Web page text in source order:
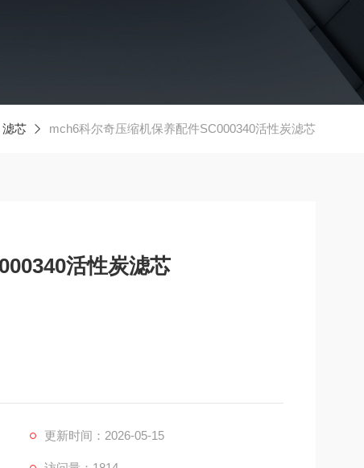
滤芯 mch6科尔奇压缩机保养配件SC000340活性炭滤芯
活性炭滤芯
更新时间：2026-05-15